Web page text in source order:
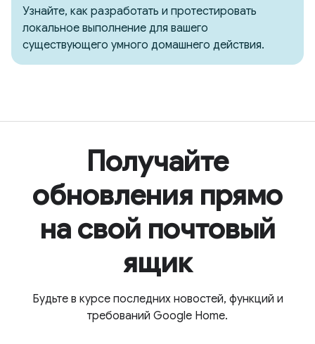
Узнайте, как разработать и протестировать
локальное выполнение для вашего
существующего умного домашнего действия.
Получайте
обновления прямо
на свой почтовый
ящик
Будьте в курсе последних новостей, функций и
требований Google Home.